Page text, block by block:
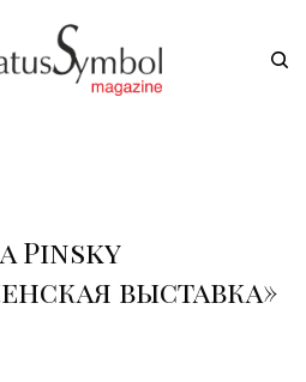
Pinsky
выставка»